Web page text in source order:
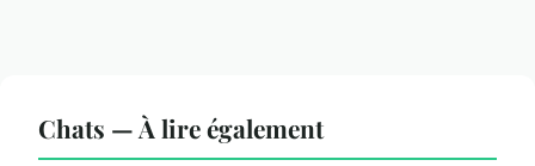
Chats — À lire également